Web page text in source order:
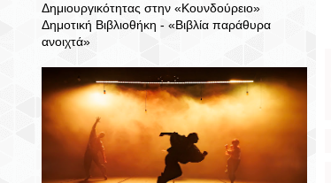
Δημιουργικότητας στην «Κουνδούρειο»
Δημοτική Βιβλιοθήκη - «Βιβλία παράθυρα
ανοιχτά»